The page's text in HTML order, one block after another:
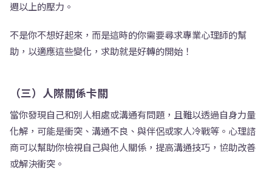
週以上的壓力。
不是你不想好起來，而是這時的你需要尋求專業心理師的幫
助，以適應這些變化，求助就是好轉的開始！
（三）人際關係卡關
當你發現自己和別人相處或溝通有問題，且難以透過自身力量
化解，可能是衝突、溝通不良、與伴侶或家人冷戰等。心理諮
商可以幫助你檢視自己與他人關係，提高溝通技巧，協助改善
或解決衝突。